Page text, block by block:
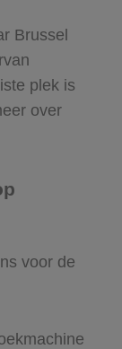
Brussel
plek is
over
voor de